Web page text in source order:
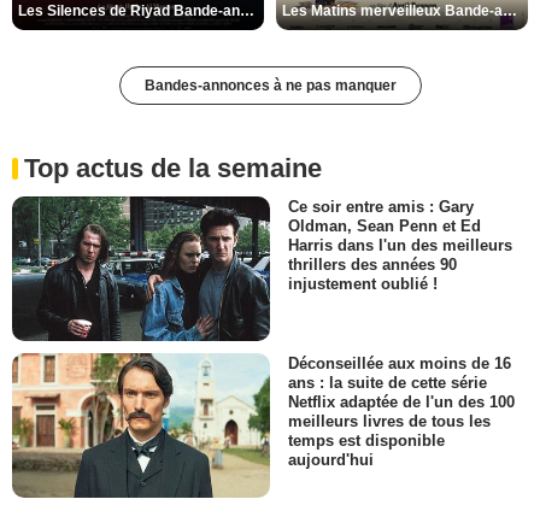
Les Silences de Riyad Bande-annonce VO STFR Les Matins merveilleux Bande-annonce VF
Bandes-annonces à ne pas manquer
Top actus de la semaine
Ce soir entre amis : Gary
Oldman, Sean Penn et Ed
Harris dans l'un des meilleurs
thrillers des années 90
injustement oublié !
Déconseillée aux moins de 16
ans : la suite de cette série
Netflix adaptée de l'un des 100
meilleurs livres de tous les
temps est disponible
aujourd'hui